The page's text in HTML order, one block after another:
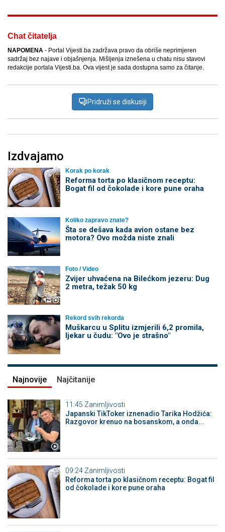
Chat čitatelja
NAPOMENA - Portal Vijesti.ba zadržava pravo da obriše neprimjeren
sadržaj bez najave i objašnjenja. Mišljenja iznešena u chatu nisu stavovi
redakcije portala Vijesti.ba. Ova vijest je sada dostupna samo za čitanje.
Pridruži se diskusiji
Izdvajamo
Korak po korak
Reforma torta po klasičnom receptu:
Bogat fil od čokolade i kore pune oraha
Koliko zapravo znate?
Šta se dešava kada avion ostane bez
motora? Ovo možda niste znali
Foto / Video
Zvijer uhvaćena na Bilećkom jezeru: Dug
2 metra, težak 50 kg
Rekord svih rekorda
Muškarcu u Splitu izmjerili 6,2 promila,
ljekar u čudu: "Ovo je strašno"
Najnovije Najčitanije
11:45 Zanimljivosti
Japanski TikToker iznenadio Tarika Hodžića:
Razgovor krenuo na bosanskom, a onda...
09:24 Zanimljivosti
Reforma torta po klasičnom receptu: Bogat fil
od čokolade i kore pune oraha